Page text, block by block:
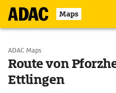
Maps
Start wählen
Ziel eingeben
ADAC Maps
Route von
Ettlingen